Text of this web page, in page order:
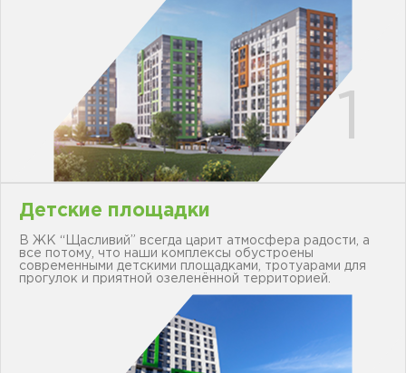
КОММЕРЧЕСКАЯ
НЕДВИЖИМОСТЬ
Сайт застройщика
Новости
Петропавловская
борщаговка
Отдел продаж Софиевская
Отдел продаж Львов
Детские площадки
В ЖК “Щасливий” всегда царит атмосфера радости, а
все потому, что наши комплексы обустроены
современными детскими площадками, тротуарами для
прогулок и приятной озеленённой территорией.